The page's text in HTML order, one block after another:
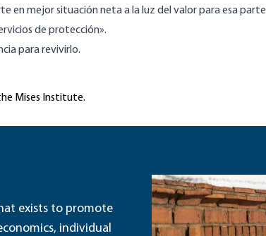
en mejor situación neta a la luz del valor para esa parte
de protección».
para revivirlo.
Mises Institute.
exists to promote
individual